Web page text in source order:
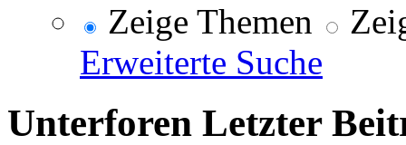
Zeige Themen
Erweiterte Suche
Unterforen Letzter